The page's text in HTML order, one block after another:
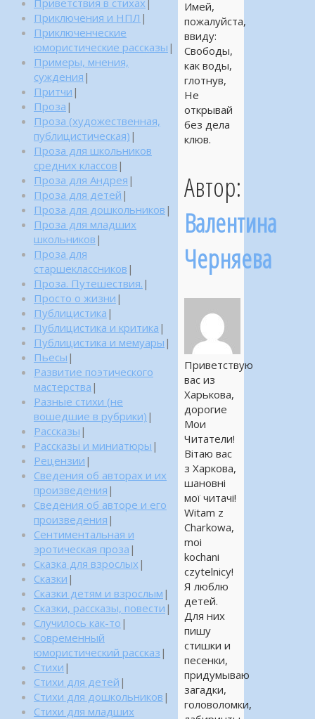
Имей,
пожалуйста,
ввиду:
Свободы,
как воды,
глотнув,
Не
открывай
без дела
клюв.
Автор:
Валентина
Черняева
Приветствую
вас из
Харькова,
дорогие
Мои
Читатели!
Вітаю вас
з Харкова,
шановні
мої читачі!
Witam z
Charkowa,
moi
kochani
czytelnicy!
Я люблю
детей.
Для них
пишу
стишки и
песенки,
придумываю
загадки,
головоломки,
Приветствия в стихах
Приключения и НПЛ |
Приключенческие
юмористические рассказы |
Примеры, мнения,
суждения |
Притчи |
Проза |
Проза (художественная,
публицистическая) |
Проза для школьников
средних классов |
Проза для Андрея |
Проза для детей |
Проза для дошкольников |
Проза для младших
школьников |
Проза для
старшеклассников |
Проза. Путешествия. |
Просто о жизни |
Публицистика |
Публицистика и критика |
Публицистика и мемуары |
Пьесы |
Развитие поэтического
мастерства |
Разные стихи (не
вошедшие в рубрики) |
Рассказы |
Рассказы и миниатюры |
Рецензии |
Сведения об авторах и их
произведения |
Сведения об авторе и его
произведения |
Сентиментальная и
эротическая проза |
Сказка для взрослых |
Сказки |
Сказки детям и взрослым |
Сказки, рассказы, повести |
Случилось как-то |
Современный
юмористический рассказ |
Стихи |
Стихи для детей |
Стихи для дошкольников |
Стихи для младших